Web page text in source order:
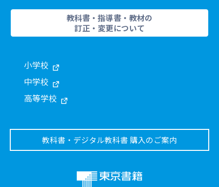
教科書・指導書・教材の
訂正・変更について
小学校
中学校
高等学校
教科書・デジタル教科書 購入のご案内